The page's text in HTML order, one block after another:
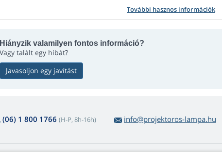
További hasznos információk
Hiányzik valamilyen fontos információ?
Vagy talált egy hibát?
Javasoljon egy javítást
(06) 1 800 1766 (H-P, 8h-16h) info@projektoros-lampa.hu